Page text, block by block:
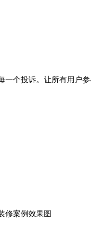
个投诉。让所有用户
修案例效果图